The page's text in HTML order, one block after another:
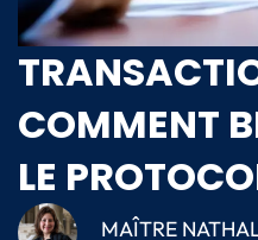
COMMENT
LE
MAÎTRE